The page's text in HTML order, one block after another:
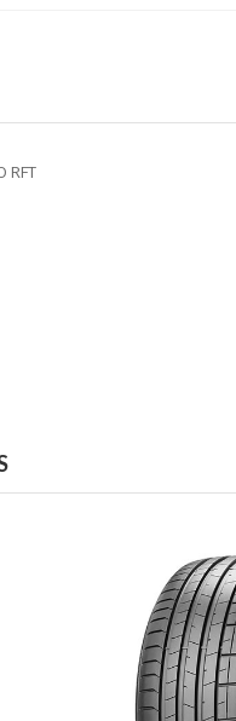
RFT